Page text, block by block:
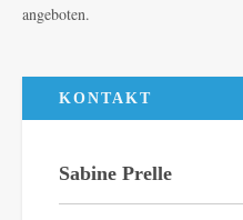
angeboten.
KONTAKT
Sabine Prelle